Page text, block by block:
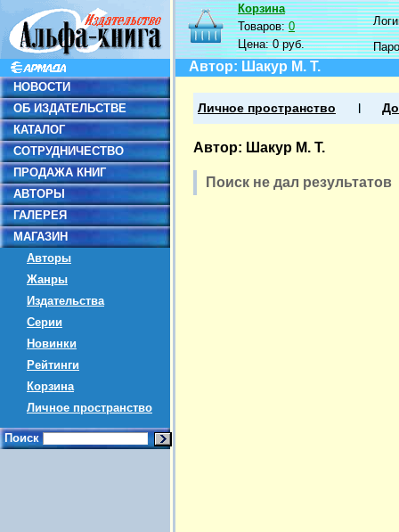
НОВОСТИ
ОБ ИЗДАТЕЛЬСТВЕ
КАТАЛОГ
СОТРУДНИЧЕСТВО
ПРОДАЖА КНИГ
АВТОРЫ
ГАЛЕРЕЯ
МАГАЗИН
Авторы
Жанры
Издательства
Серии
Новинки
Рейтинги
Корзина
Личное пространство
Поиск
Корзина
Товаров:0
Цена:0 руб.
Автор: Шакур М. Т.
Личное пространство
Автор: Шакур М. Т.
Поиск не дал результатов